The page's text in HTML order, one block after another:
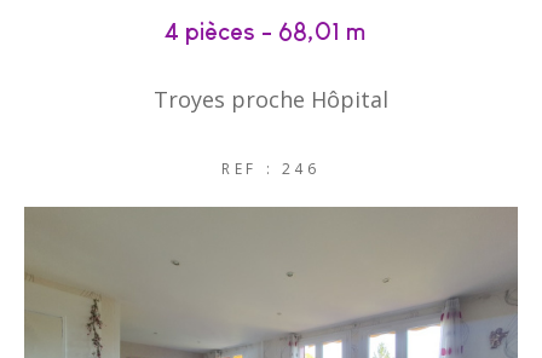
4 pièces - 68,01 m²
Troyes proche Hôpital
REF : 246